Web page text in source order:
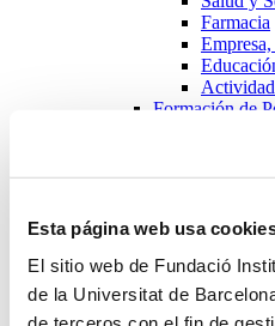
Esta página web usa
El sitio web de Fundació
de la Universitat de
Farmacia
Formación de
Cursos
Salud y